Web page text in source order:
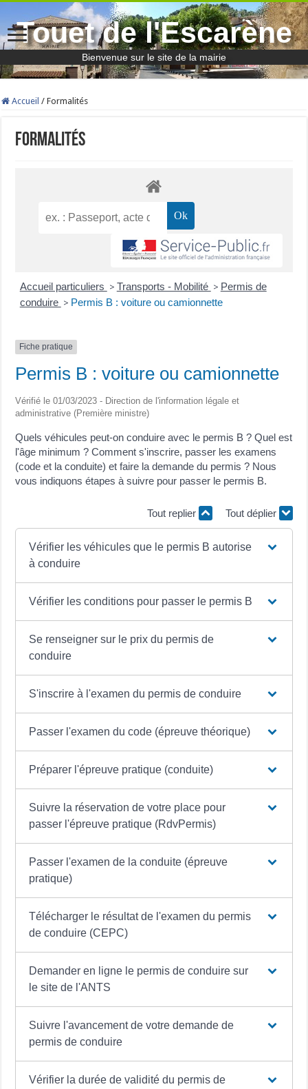
Touet de l'Escarène
Bienvenue sur le site de la mairie
Accueil / Formalités
Formalités
Accueil particuliers > Transports - Mobilité > Permis de
conduire > Permis B : voiture ou camionnette
Fiche pratique
Permis B : voiture ou camionnette
Vérifié le 01/03/2023 - Direction de l'information légale et
administrative (Première ministre)
Quels véhicules peut-on conduire avec le permis B ? Quel est
l'âge minimum ? Comment s'inscrire, passer les examens
(code et la conduite) et faire la demande du permis ? Nous
vous indiquons étapes à suivre pour passer le permis B.
Tout replier Tout déplier
Vérifier les véhicules que le permis B autorise
à conduire
Vérifier les conditions pour passer le permis B
Se renseigner sur le prix du permis de
conduire
S'inscrire à l'examen du permis de conduire
Passer l'examen du code (épreuve théorique)
Préparer l'épreuve pratique (conduite)
Suivre la réservation de votre place pour
passer l'épreuve pratique (RdvPermis)
Passer l'examen de la conduite (épreuve
pratique)
Télécharger le résultat de l'examen du permis
de conduire (CEPC)
Demander en ligne le permis de conduire sur
le site de l'ANTS
Suivre l'avancement de votre demande de
permis de conduire
Vérifier la durée de validité du permis de